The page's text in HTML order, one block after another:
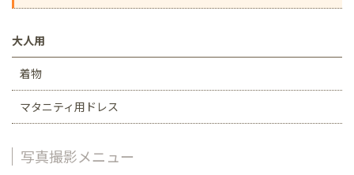
大人用
着物
マタニティ用ドレス
写真撮影メニュー